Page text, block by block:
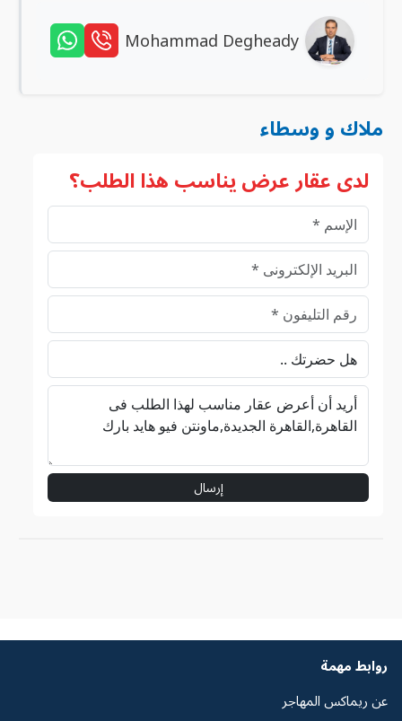
Mohammad Degheady
ملاك و وسطاء
لدى عقار عرض يناسب هذا الطلب؟
إرسال
روابط مهمة
عن ريماكس المهاجر